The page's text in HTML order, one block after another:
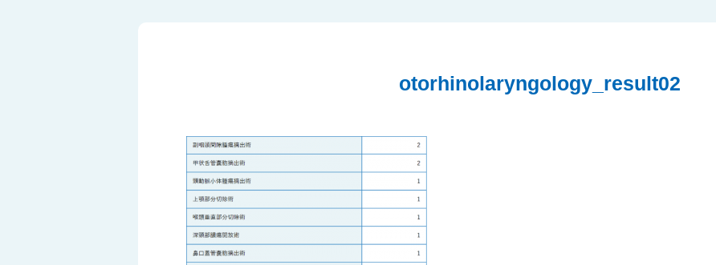
otorhinolaryngology_result02